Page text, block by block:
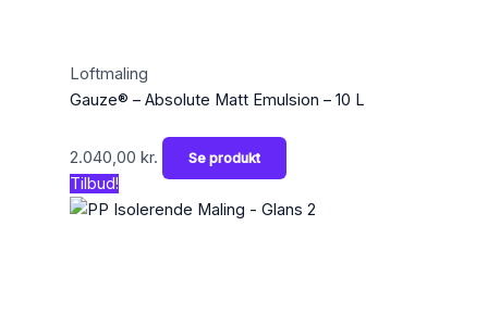
Loftmaling
Gauze® – Absolute Matt Emulsion – 10 L
2.040,00 kr. Se produkt
Tilbud!